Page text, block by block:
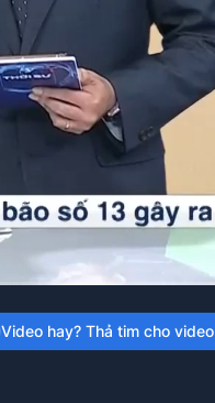
Video hay? Thả tim cho video